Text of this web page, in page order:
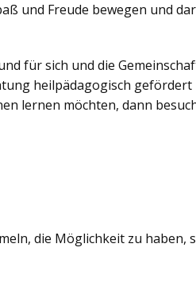
und Freude bewegen und
für sich und die
heilpädagogisch
lernen möchten, dann
die Möglichkeit zu